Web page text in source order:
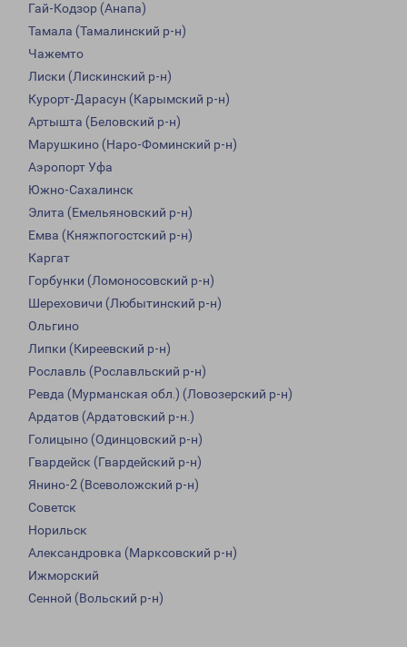
Гай-Кодзор (Анапа)
Тамала (Тамалинский р-н)
Чажемто
Лиски (Лискинский р-н)
Курорт-Дарасун (Карымский р-н)
Артышта (Беловский р-н)
Марушкино (Наро-Фоминский р-н)
Аэропорт Уфа
Южно-Сахалинск
Элита (Емельяновский р-н)
Емва (Княжпогостский р-н)
Каргат
Горбунки (Ломоносовский р-н)
Шереховичи (Любытинский р-н)
Ольгино
Липки (Киреевский р-н)
Рославль (Рославльский р-н)
Ревда (Мурманская обл.) (Ловозерский р-н)
Ардатов (Ардатовский р-н.)
Голицыно (Одинцовский р-н)
Гвардейск (Гвардейский р-н)
Янино-2 (Всеволожский р-н)
Советск
Норильск
Александровка (Марксовский р-н)
Ижморский
Сенной (Вольский р-н)